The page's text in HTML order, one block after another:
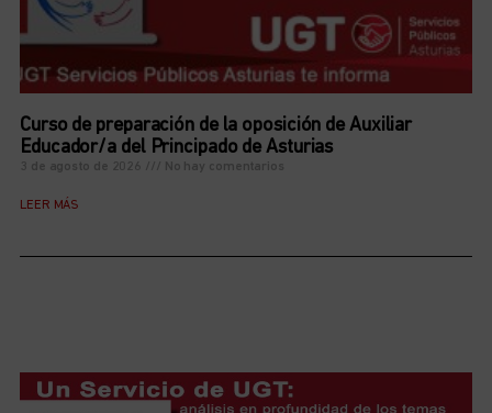
Curso de preparación de la oposición de Auxiliar
Educador/a del Principado de Asturias
3 de agosto de 2026 No hay comentarios
LEER MÁS